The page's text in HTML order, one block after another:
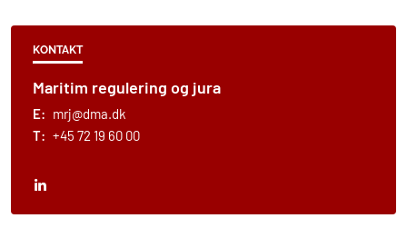
KONTAKT
Maritim regulering og jura
E: mrj@dma.dk
T: +45 72 19 60 00